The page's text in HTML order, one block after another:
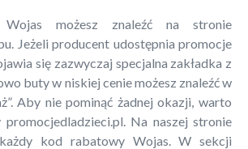
możesz znaleźć na stronie
Jeżeli producent udostępnia promocje
się zazwyczaj specjalna zakładka z
buty w niskiej cenie możesz znaleźć w
Aby nie pominąć żadnej okazji, warto
Na naszej stronie
kod rabatowy Wojas. W sekcji